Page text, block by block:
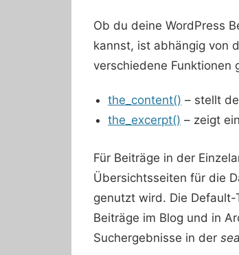
Ob du deine WordPress
kannst, ist abhängig von
verschiedene Funktionen
the_content() – stellt
the_excerpt() – zeigt
Für Beiträge in der
Übersichtsseiten für die
genutzt wird. Die
Beiträge im Blog und in
Suchergebnisse in der